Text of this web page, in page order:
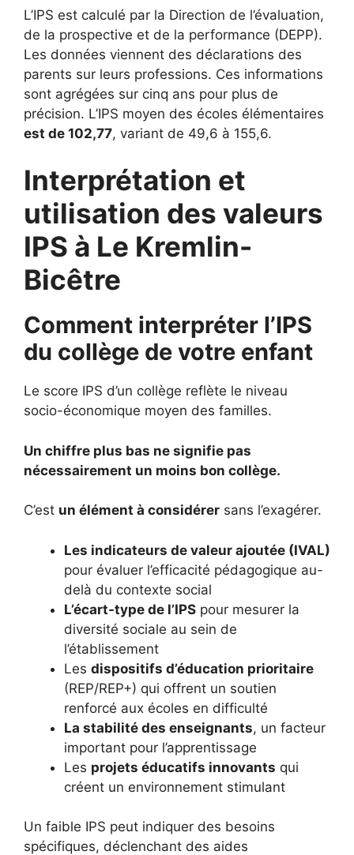
L’IPS est calculé par la Direction de l’évaluation,
de la prospective et de la performance (DEPP).
Les données viennent des déclarations des
parents sur leurs professions. Ces informations
sont agrégées sur cinq ans pour plus de
précision. L’IPS moyen des écoles élémentaires
est de 102,77, variant de 49,6 à 155,6.
Interprétation et
utilisation des valeurs
IPS à Le Kremlin-
Bicêtre
Comment interpréter l’IPS
du collège de votre enfant
Le score IPS d’un collège reflète le niveau
socio-économique moyen des familles.
Un chiffre plus bas ne signifie pas
nécessairement un moins bon collège.
C’est un élément à considérer sans l’exagérer.
Les indicateurs de valeur ajoutée (IVAL)
pour évaluer l’efficacité pédagogique au-
delà du contexte social
L’écart-type de l’IPS pour mesurer la
diversité sociale au sein de
l’établissement
Les dispositifs d’éducation prioritaire
(REP/REP+) qui offrent un soutien
renforcé aux écoles en difficulté
La stabilité des enseignants, un facteur
important pour l’apprentissage
Les projets éducatifs innovants qui
créent un environnement stimulant
Un faible IPS peut indiquer des besoins
spécifiques, déclenchant des aides